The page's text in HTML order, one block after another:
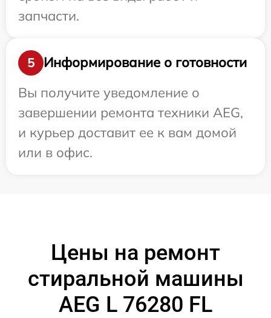
запчасти.
5
Информирование о готовности
Вы получите уведомление о
завершении ремонта техники AEG,
и курьер доставит ее к вам домой
или в офис.
Цены на ремонт
стиральной машины
AEG L 76280 FL